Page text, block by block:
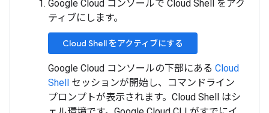
Google Cloud コンソールで Cloud Shell をアク
ティブにします。
Cloud Shell をアクティブにする
Google Cloud コンソールの下部にある Cloud
Shell セッションが開始し、コマンドライン
プロンプトが表示されます。Cloud Shell はシ